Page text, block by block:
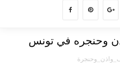
وحنجره في تونس